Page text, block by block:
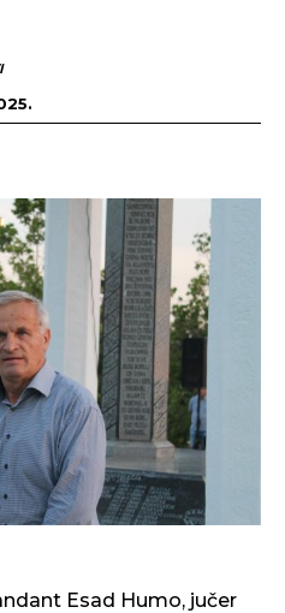
Esad Humo, jučer